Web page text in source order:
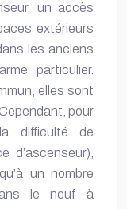
un accès
extérieurs
les anciens
particulier.
elles sont
pour
difficulté de
d’ascenseur),
un nombre
le neuf à